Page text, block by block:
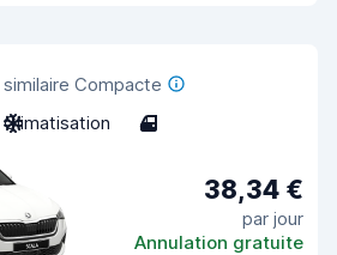
similaire Compacte
Climatisation 4
38,34 €
par jour
Annulation gratuite